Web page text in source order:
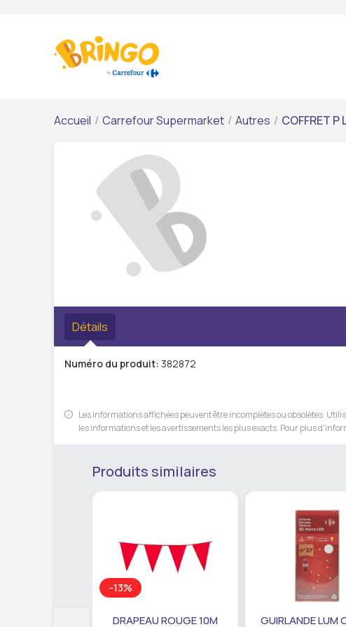
Accueil / Carrefour Supermarket / Autres / COFFRET P
Détails
Numéro du produit: 382872
Les informations affichées peuvent être incomplètes ou obsolètes.
les informations et les avertissements les plus exacts. Pour plus
Produits similaires
-13%
DRAPEAU ROUGE 10M GUIRLANDE LUM